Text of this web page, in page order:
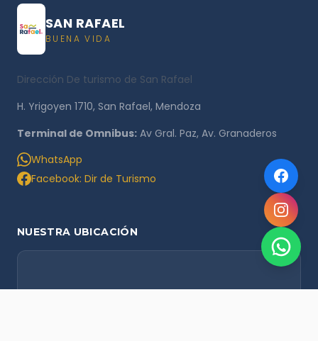
SAN RAFAEL
BUENA VIDA
Dirección De turismo de San Rafael
H. Yrigoyen 1710, San Rafael, Mendoza
Terminal de Omnibus: Av Gral. Paz, Av. Granaderos
WhatsApp
Facebook: Dir de Turismo
NUESTRA UBICACIÓN